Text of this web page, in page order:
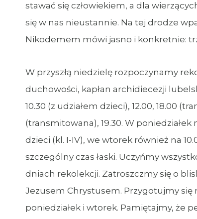
stawać się człowiekiem, a dla
się w nas nieustannie. Na tej drodze
Nikodemem mówi jasno i konkretnie:
W przyszłą niedzielę rozpoczynamy
duchowości, kapłan archidiecezji
10.30 (z udziałem dzieci), 12.00, 18.00
(transmitowana), 19.30. W
dzieci (kl. I-IV), we wtorek również na
szczególny czas łaski. Uczyńmy
dniach rekolekcji. Zatroszczmy się o
Jezusem Chrystusem. Przygotujmy
poniedziałek i wtorek. Pamiętajmy, że